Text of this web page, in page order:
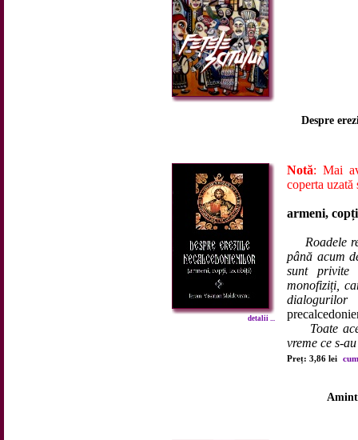
Despre
detalii ...
Notă: Mai
coperta uzată
armeni,
Roadele
până acum
sunt privite
monofiziți,
Toate
vreme ce s-
Preț: 3,86 lei